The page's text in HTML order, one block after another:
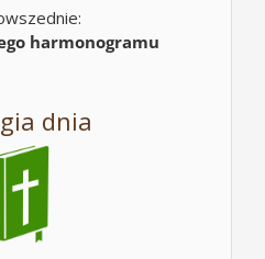
harmonogramu
dnia